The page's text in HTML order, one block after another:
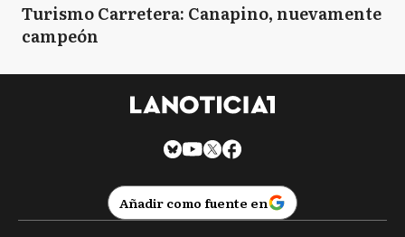
Turismo Carretera: Canapino, nuevamente
campeón
Añadir como fuente en